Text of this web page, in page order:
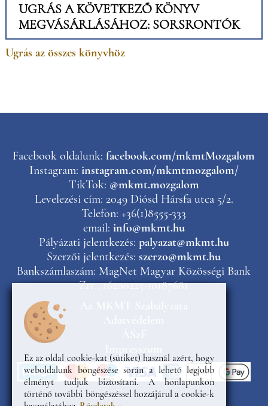
Ez az oldal cookie-kat (sütiket) használ azért, hogy
weboldalunk böngészése során a lehető legjobb
élményt tudjuk biztosítani. A honlapunkon
történő további böngészéssel hozzájárul a cookie-k
UGRÁS A KÖVETKEZŐ KÖNYV
MEGVÁSÁRLÁSÁHOZ: SORSRONTÓK
Ugrás az összes könyvhöz
Facebook oldalunk:facebook.com/mkmtMozgalom
Instagram: instagram.com/mkmtmozgalom/
TikTok: @mkmt.mozgalom
Levelezési cím: 2049 Diósd Hársfa utca 5/2.
Telefon: +36(1)8555-333
email: info@mkmt.hu
Pályázati jelentkezés: palyazat@mkmt.hu
Szerzői jelentkezés:szerzo@mkmt.hu
Bankszámlaszám: MagNet Magyar Közösségi Bank
Zrt., 16200223-10187681